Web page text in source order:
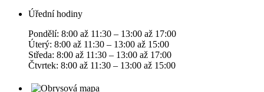
Úřední hodiny
Pondělí: 8:00 až 11:30 – 13:00 až 17:00
Úterý: 8:00 až 11:30 – 13:00 až 15:00
Středa: 8:00 až 11:30 – 13:00 až 17:00
Čtvrtek: 8:00 až 11:30 – 13:00 až 15:00